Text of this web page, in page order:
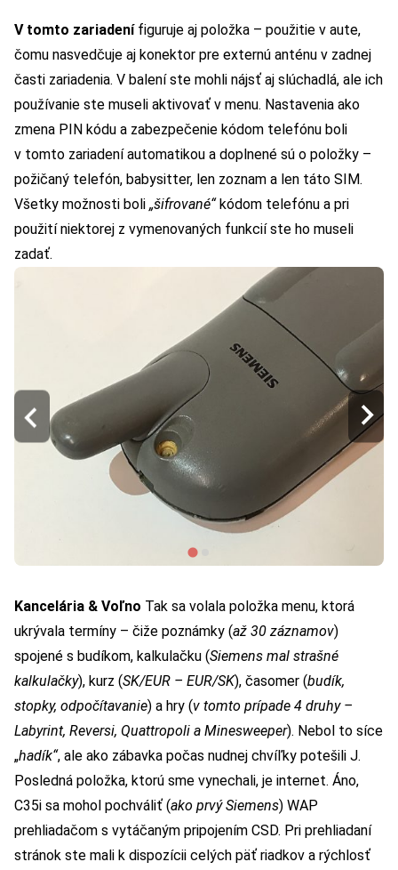
V tomto zariadenífiguruje aj položka – použitie v aute,
čomu nasvedčuje aj konektor pre externú anténu v zadnej
časti zariadenia. V balení ste mohli nájsť aj slúchadlá, ale ich
používanie ste museli aktivovať v menu. Nastavenia ako
zmena PIN kódu a zabezpečenie kódom telefónu boli
v tomto zariadení automatikou a doplnené sú o položky –
požičaný telefón, babysitter, len zoznam a len táto SIM.
Všetky možnosti boli „šifrované“kódom telefónu a pri
použití niektorej z vymenovaných funkcií ste ho museli
zadať.
Kancelária & Voľno Tak sa volala položka menu, ktorá
ukrývala termíny – čiže poznámky (až 30 záznamov)
spojené s budíkom, kalkulačku (Siemens mal strašné
kalkulačky), kurz (SK/EUR – EUR/SK), časomer (budík,
stopky, odpočítavanie) a hry (v tomto prípade 4 druhy –
Labyrint, Reversi, Quattropoli a Minesweeper). Nebol to síce
„hadík“, ale ako zábavka počas nudnej chvíľky potešili J.
Posledná položka, ktorú sme vynechali, je internet. Áno,
C35i sa mohol pochváliť (ako prvý Siemens) WAP
prehliadačom s vytáčaným pripojením CSD. Pri prehliadaní
stránok ste mali k dispozícii celých päť riadkov a rýchlosť